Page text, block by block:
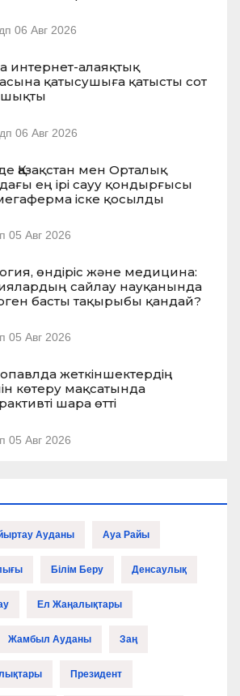
06 Авг 2026
интернет-алаяқтық
қатысушыға қатысты сот
шықты
06 Авг 2026
Қазақстан мен Орталық
ең ірі сауу қондырғысы
іске қосылды
05 Авг 2026
өндіріс және медицина:
сайлау науқанында
басты тақырыбы қандай?
05 Авг 2026
жеткіншектердің
көтеру мақсатында
шара өтті
05 Авг 2026
Ауданы Ауа Райы
Білім Беру Денсаулық
Ел Жаңалықтары
Жамбыл Ауданы Заң
Президент